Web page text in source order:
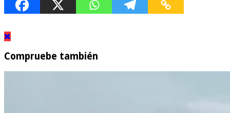
Compruebe también